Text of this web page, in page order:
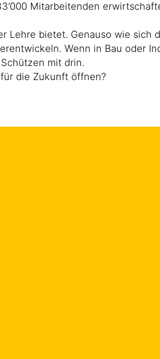
Mitarbeitenden
Lehre bietet. Genauso wie sich
Wenn in Bau oder
mit drin.
die Zukunft öffnen?